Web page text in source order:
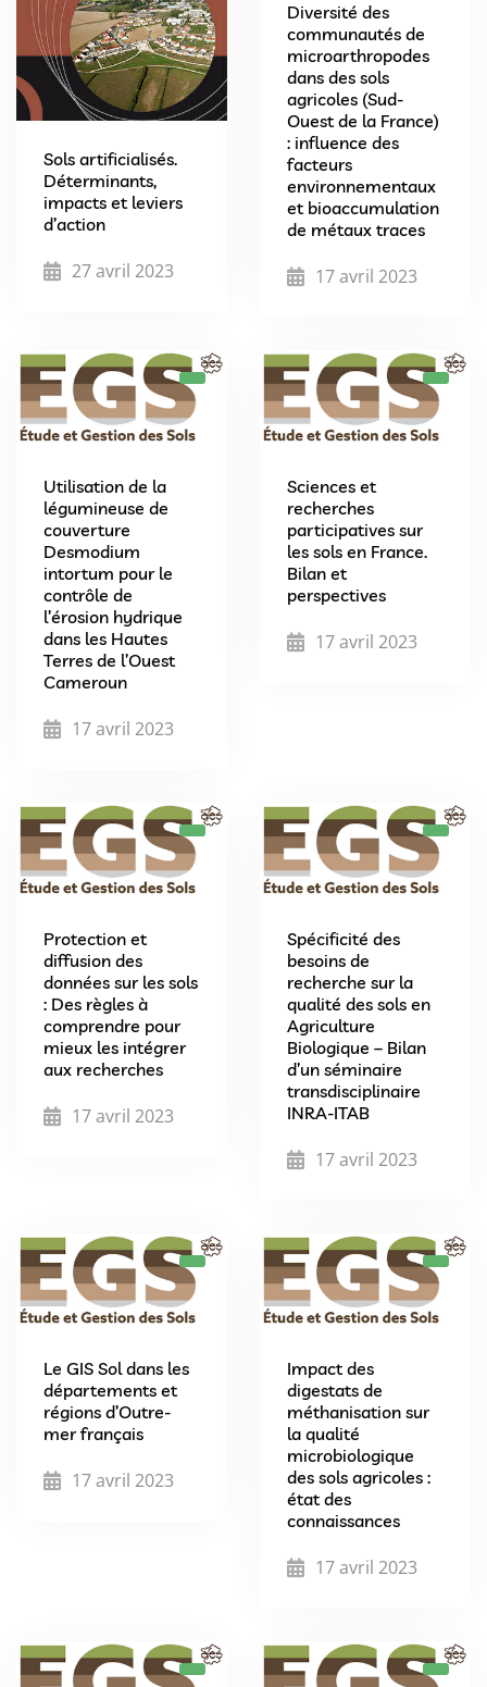
Sols artificialisés.
Déterminants,
impacts et leviers
d’action
27 avril 2023
Diversité des
communautés de
microarthropodes
dans des sols
agricoles (Sud-
Ouest de la France)
: influence des
facteurs
environnementaux
et bioaccumulation
de métaux traces
17 avril 2023
Utilisation de la
légumineuse de
couverture
Desmodium
intortum pour le
contrôle de
l’érosion hydrique
dans les Hautes
Terres de l’Ouest
Cameroun
17 avril 2023
Sciences et
recherches
participatives sur
les sols en France.
Bilan et
perspectives
17 avril 2023
Protection et
diffusion des
données sur les sols
: Des règles à
comprendre pour
mieux les intégrer
aux recherches
17 avril 2023
Spécificité des
besoins de
recherche sur la
qualité des sols en
Agriculture
Biologique – Bilan
d’un séminaire
transdisciplinaire
INRA-ITAB
17 avril 2023
Le GIS Sol dans les
départements et
régions d’Outre-
mer français
17 avril 2023
Impact des
digestats de
méthanisation sur
la qualité
microbiologique
des sols agricoles :
état des
connaissances
17 avril 2023